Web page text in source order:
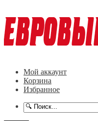
к
навигации
к
содержимому
Мой аккаунт
Корзина
Избранное